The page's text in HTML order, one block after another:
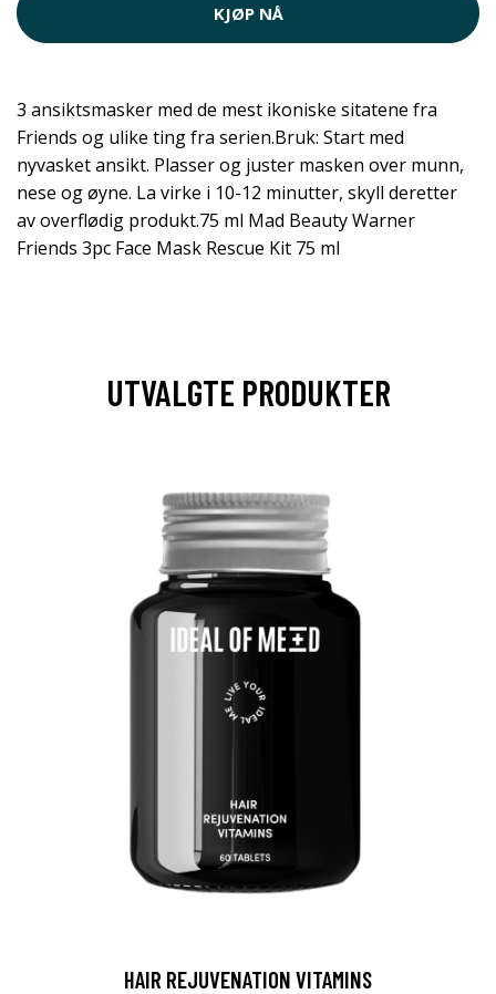
KJØP NÅ
3 ansiktsmasker med de mest ikoniske sitatene fra
Friends og ulike ting fra serien.Bruk: Start med
nyvasket ansikt. Plasser og juster masken over munn,
nese og øyne. La virke i 10-12 minutter, skyll deretter
av overflødig produkt.75 ml Mad Beauty Warner
Friends 3pc Face Mask Rescue Kit 75 ml
UTVALGTE PRODUKTER
HAIR REJUVENATION VITAMINS